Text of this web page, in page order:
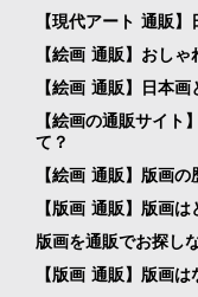
【現代アート 通販
【絵画 通販】おし
【絵画 通販】日本
【絵画の通販サイト
て？
【絵画 通販】版画
【版画 通販】版画
版画を通販でお探し
【版画 通販】版画